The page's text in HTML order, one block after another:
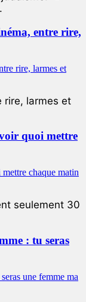
entre rire,
rire, larmes et
quoi mettre
seulement 30
: tu seras